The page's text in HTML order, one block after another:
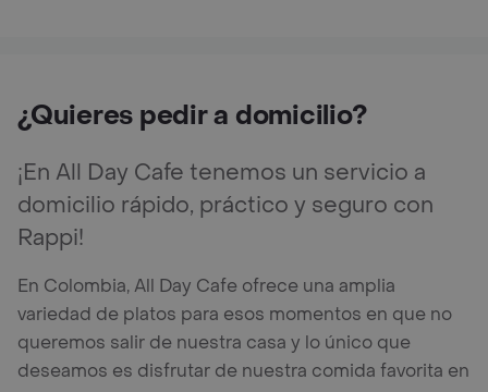
¿Quieres pedir a domicilio?
¡En All Day Cafe tenemos un servicio a
domicilio rápido, práctico y seguro con
Rappi!
En Colombia, All Day Cafe ofrece una amplia
variedad de platos para esos momentos en que no
queremos salir de nuestra casa y lo único que
deseamos es disfrutar de nuestra comida favorita en